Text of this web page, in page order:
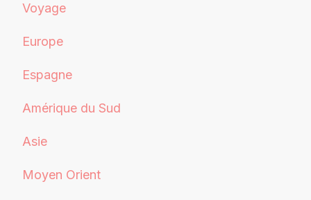
Voyage
Europe
Espagne
Amérique du Sud
Asie
Moyen Orient